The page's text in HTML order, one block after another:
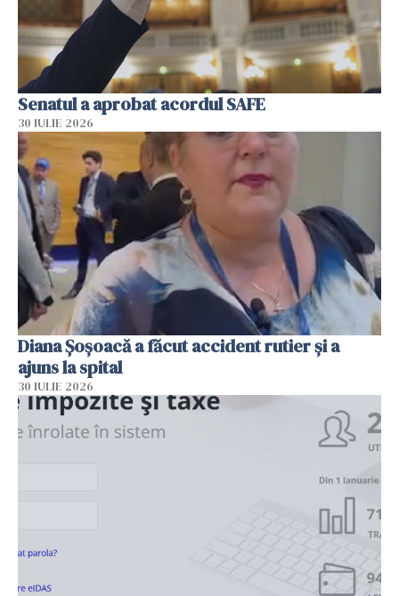
Senatul a aprobat acordul SAFE
30 IULIE 2026
Diana Șoșoacă a făcut accident rutier și a
ajuns la spital
30 IULIE 2026